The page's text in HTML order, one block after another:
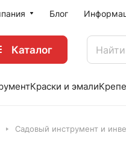
Блог
Каталог
Краски и эмали
Садовый инструмент и